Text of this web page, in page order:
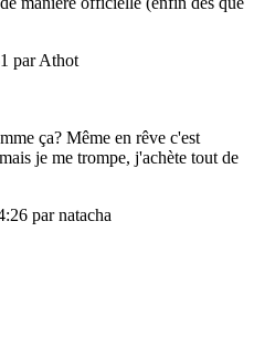
par Athot
ça? Même en rêve c'est
je me trompe, j'achète tout de
par natacha